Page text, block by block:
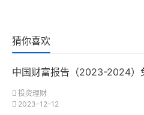
猜你喜欢
中国财富报告（2023-2024）
投资理财
2023-12-12